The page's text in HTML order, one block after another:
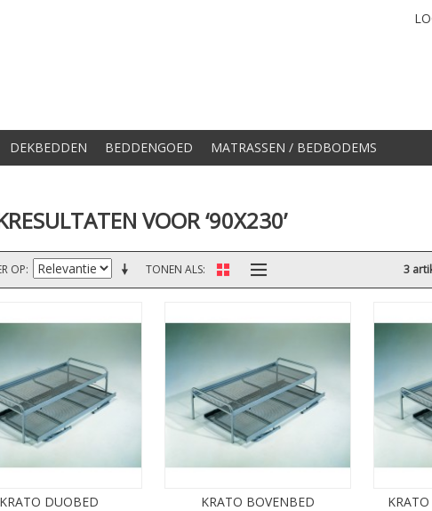
DEKBEDDEN BEDDENGOED MATRASSEN / BEDBODEMS
VOOR ‘90X230’
TONEN ALS
OP 3
KRATO DUOBED KRATO BOVENBED